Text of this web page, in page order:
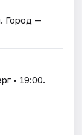
. Город —
• 19:00.